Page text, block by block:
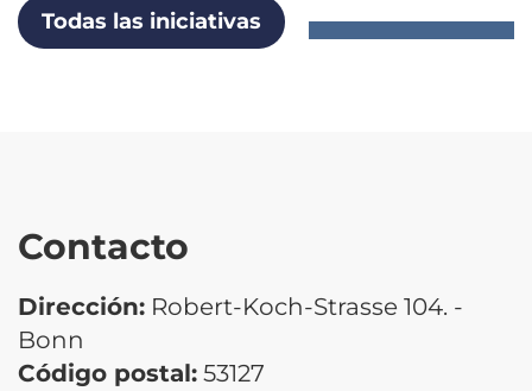
Todas las iniciativas
Contacto
Dirección: Robert-Koch-Strasse 104. -
Bonn
Código postal: 53127